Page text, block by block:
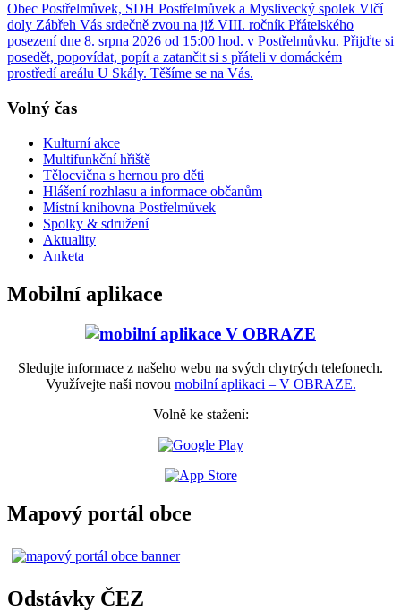
Obec Postřelmůvek, SDH Postřelmůvek a Myslivecký spolek Vlčí
doly Zábřeh Vás srdečně zvou na již VIII. ročník Přátelského
posezení dne 8. srpna 2026 od 15:00 hod. v Postřelmůvku. Přijďte si
posedět, popovídat, popít a zatančit si s přáteli v domáckém
prostředí areálu U Skály. Těšíme se na Vás.
Volný čas
Kulturní akce
Multifunkční hřiště
Tělocvična s hernou pro děti
Hlášení rozhlasu a informace občanům
Místní knihovna Postřelmůvek
Spolky & sdružení
Aktuality
Anketa
Mobilní aplikace
Sledujte informace z našeho webu na svých chytrých telefonech.
Využívejte naši novou mobilní aplikaci – V OBRAZE.
Volně ke stažení:
Mapový portál obce
Odstávky ČEZ